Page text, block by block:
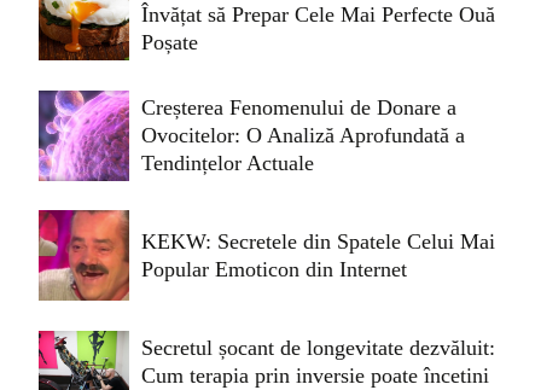
Învățat să Prepar Cele Mai Perfecte Ouă
Poșate
Creșterea Fenomenului de Donare a
Ovocitelor: O Analiză Aprofundată a
Tendințelor Actuale
KEKW: Secretele din Spatele Celui Mai
Popular Emoticon din Internet
Secretul șocant de longevitate dezvăluit:
Cum terapia prin inversie poate încetini